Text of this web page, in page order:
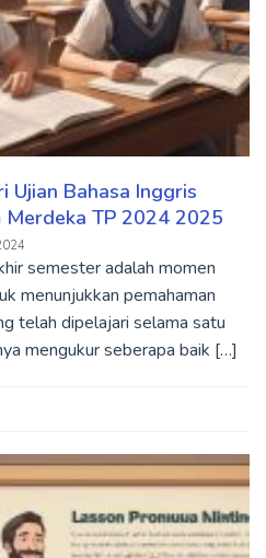
Ujian Bahasa Inggris
Merdeka TP 2024 2025
semester adalah momen
menunjukkan pemahaman
telah dipelajari selama satu
mengukur seberapa baik […]